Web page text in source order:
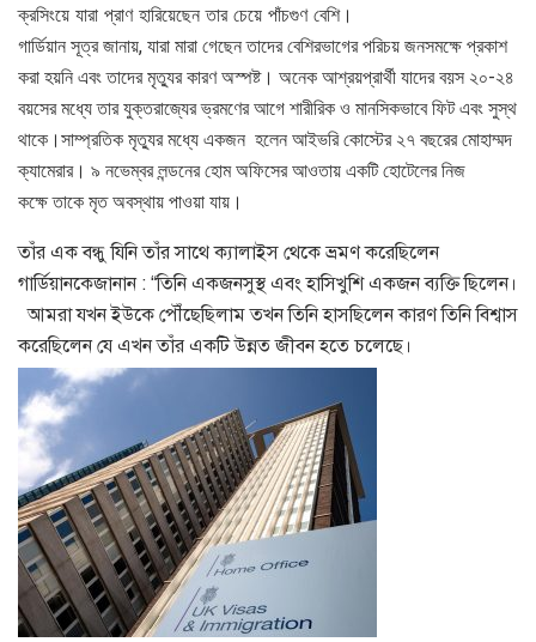
ক্রসিংয়ে যারা প্রাণ হারিয়েছেন তার চেয়ে পাঁচগুণ বেশি।
গার্ডিয়ান সূত্র জানায়, যারা মারা গেছেন তাদের বেশিরভাগের পরিচয় জনসমক্ষে প্রকাশ
করা হয়নি এবং তাদের মৃত্যুর কারণ অস্পষ্ট। অনেক আশ্রয়প্রার্থী যাদের বয়স ২০-২৪
বয়সের মধ্যে তার যুক্তরাজ্যের ভ্রমণের আগে শারীরিক ও মানসিকভাবে ফিট এবং সুস্থ
থাকে।সাম্প্রতিক মৃত্যুর মধ্যে একজন হলেন আইভরি কোস্টের ২৭ বছরের মোহাম্মদ
ক্যামেরার। ৯ নভেম্বর লন্ডনের হোম অফিসের আওতায় একটি হোটেলের নিজ
কক্ষে তাকে মৃত অবস্থায় পাওয়া যায়।
তাঁর এক বন্ধু যিনি তাঁর সাথে ক্যালাইস থেকে ভ্রমণ করেছিলেন
গার্ডিয়ানকেজানান : “তিনি একজনসুস্থ এবং হাসিখুশি একজন ব্যক্তি ছিলেন।
আমরা যখন ইউকে পৌঁছেছিলাম তখন তিনি হাসছিলেন কারণ তিনি বিশ্বাস
করেছিলেন যে এখন তাঁর একটি উন্নত জীবন হতে চলেছে।